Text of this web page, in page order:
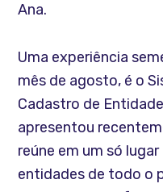
Ana.
Uma experiência
mês de agosto, é o
Cadastro de
apresentou
reúne em um só
entidades de todo o